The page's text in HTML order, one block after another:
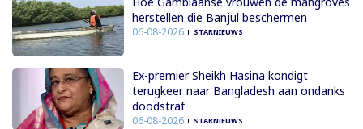
herstellen die Banjul beschermen
06-08-2026 STARNIEUWS
Ex-premier Sheikh Hasina kondigt
terugkeer naar Bangladesh aan ondanks
doodstraf
06-08-2026 STARNIEUWS